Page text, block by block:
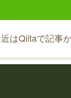
はQiitaで記事